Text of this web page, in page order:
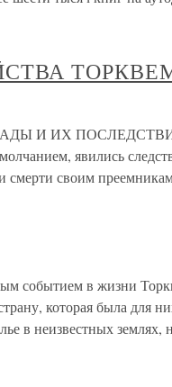
И ИХ
явились
смерти своим
событием в жизни
которая была для
в неизвестных землях,